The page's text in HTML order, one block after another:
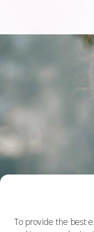
To provide the best